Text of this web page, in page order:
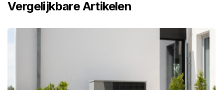
Vergelijkbare Artikelen